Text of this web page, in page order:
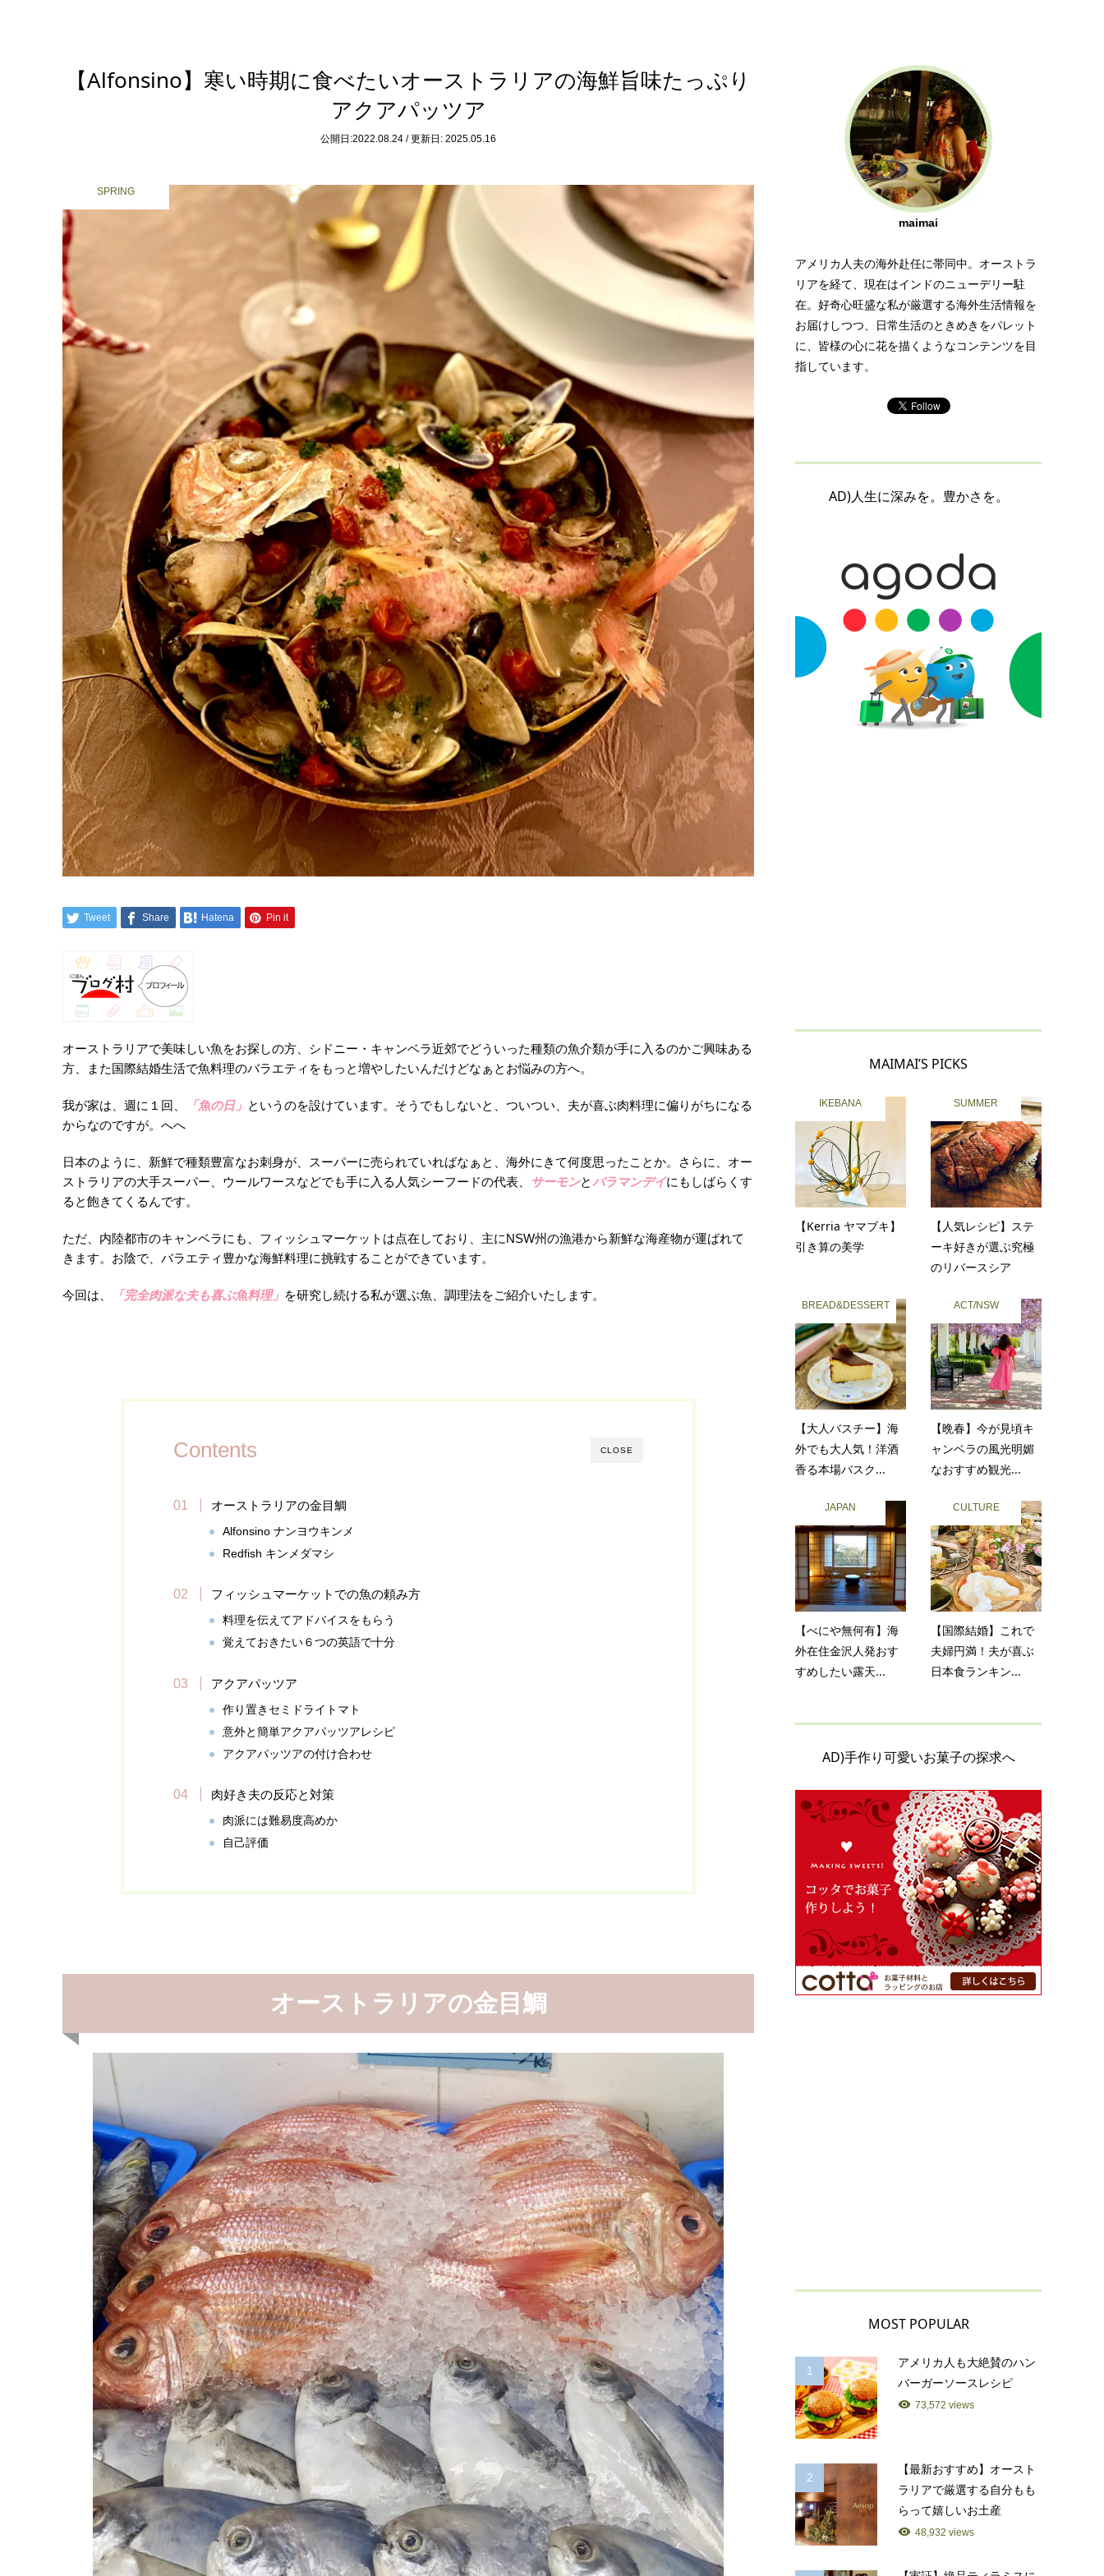
【Alfonsino】寒い時期に食べたいオーストラリアの海鮮旨味たっぷり
アクアパッツア
公開日:2022.08.24 / 更新日: 2025.05.16
SPRING
Tweet Share Hatena Pin it
オーストラリアで美味しい魚をお探しの方、シドニー・キャンベラ近郊でどういった種類の魚介類が手に入るのかご興味ある
方、また国際結婚生活で魚料理のバラエティをもっと増やしたいんだけどなぁとお悩みの方へ。
我が家は、週に１回、 「魚の日」 というのを設けています。そうでもしないと、ついつい、夫が喜ぶ肉料理に偏りがちになる
からなのですが。へへ
日本のように、新鮮で種類豊富なお刺身が、スーパーに売られていればなぁと、海外にきて何度思ったことか。さらに、オー
ストラリアの大手スーパー、ウールワースなどでも手に入る人気シーフードの代表、
サーモンとバラマンデイにもしばらくす
ると飽きてくるんです。
ただ、内陸都市のキャンベラにも、フィッシュマーケットは点在しており、主にNSW州の漁港から新鮮な海産物が運ばれて
きます。お陰で、バラエティ豊かな海鮮料理に挑戦することができています。
今回は、 「完全肉派な夫も喜ぶ魚料理」 を研究し続ける私が選ぶ魚、調理法をご紹介いたします。
CLOSE
Contents
オーストラリアの金目鯛
Alfonsino ナンヨウキンメ
Redfish キンメダマシ
フィッシュマーケットでの魚の頼み方
料理を伝えてアドバイスをもらう
覚えておきたい６つの英語で十分
アクアパッツア
作り置きセミドライトマト
意外と簡単アクアパッツアレシピ
アクアパッツアの付け合わせ
肉好き夫の反応と対策
肉派には難易度高めか
自己評価
オーストラリアの金目鯛
maimai
アメリカ人夫の海外赴任に帯同中。オーストラ
リアを経て、現在はインドのニューデリー駐
在。好奇心旺盛な私が厳選する海外生活情報を
お届けしつつ、日常生活のときめきをパレット
に、皆様の心に花を描くようなコンテンツを目
指しています。
AD)人生に深みを。豊かさを。
MAIMAI’S PICKS
IKEBANA
【Kerria ヤマブキ】
引き算の美学
SUMMER
【人気レシピ】ステ
ーキ好きが選ぶ究極
のリバースシア
BREAD&DESSERT
【大人バスチー】海
外でも大人気！洋酒
香る本場バスク...
ACT/NSW
【晩春】今が見頃キ
ャンベラの風光明媚
なおすすめ観光...
JAPAN
【べにや無何有】海
外在住金沢人発おす
すめしたい露天...
CULTURE
【国際結婚】これで
夫婦円満！夫が喜ぶ
日本食ランキン...
AD)手作り可愛いお菓子の探求へ
MOST POPULAR
1
アメリカ人も大絶賛のハン
バーガーソースレシピ
73,572 views
2
【最新おすすめ】オースト
ラリアで厳選する自分もも
らって嬉しいお土産
48,932 views